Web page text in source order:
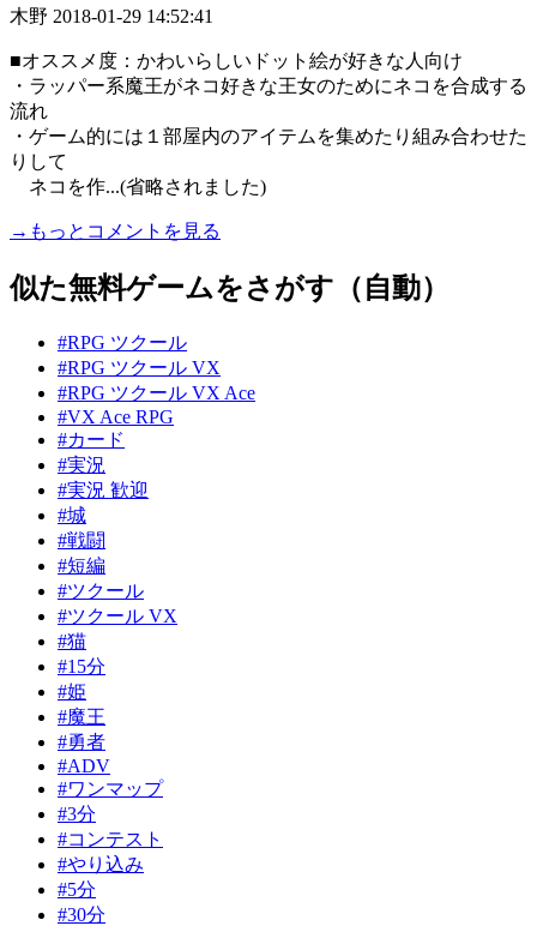
木野 2018-01-29 14:52:41
■オススメ度：かわいらしいドット絵が好きな人向け
・ラッパー系魔王がネコ好きな王女のためにネコを合成する
流れ
・ゲーム的には１部屋内のアイテムを集めたり組み合わせた
りして
ネコを作...(省略されました)
→もっとコメントを見る
似た無料ゲームをさがす（自動）
#RPG ツクール
#RPG ツクール VX
#RPG ツクール VX Ace
#VX Ace RPG
#カード
#実況
#実況 歓迎
#城
#戦闘
#短編
#ツクール
#ツクール VX
#猫
#15分
#姫
#魔王
#勇者
#ADV
#ワンマップ
#3分
#コンテスト
#やり込み
#5分
#30分